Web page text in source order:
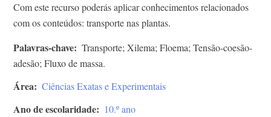
Com este recurso poderás aplicar conhecimentos relacionados
com os conteúdos: transporte nas plantas.
Palavras-chave
Transporte; Xilema; Floema; Tensão-coesão-
adesão; Fluxo de massa.
Área Ciências Exatas e Experimentais
Ano de escolaridade 10.º ano